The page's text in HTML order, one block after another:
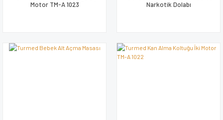
Motor TM-A 1023
Narkotik Dolabı